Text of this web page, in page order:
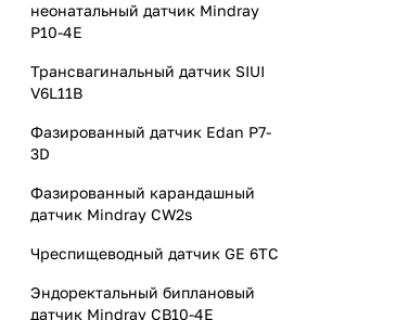
неонатальный датчик Mindray
P10-4E
Трансвагинальный датчик SIUI
V6L11B
Фазированный датчик Edan P7-
3D
Фазированный карандашный
датчик Mindray CW2s
Чреспищеводный датчик GE 6TC
Эндоректальный биплановый
датчик Mindray CB10-4E